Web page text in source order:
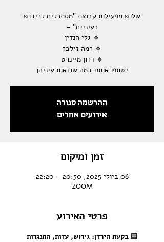
שלוש מפעילות קבוצת "מסתכלים לכיבוש
ישתפו אותנו במה שרואות עיניהן
ההרשמה סגורה
אירועים אחרים
זמן ומיקום
06 ביולי 2025, 20:30 – 22:20
ZOOM
פרטי האירוע
🟦 בקעת הירדן: גירוש, עדות, התנגדות